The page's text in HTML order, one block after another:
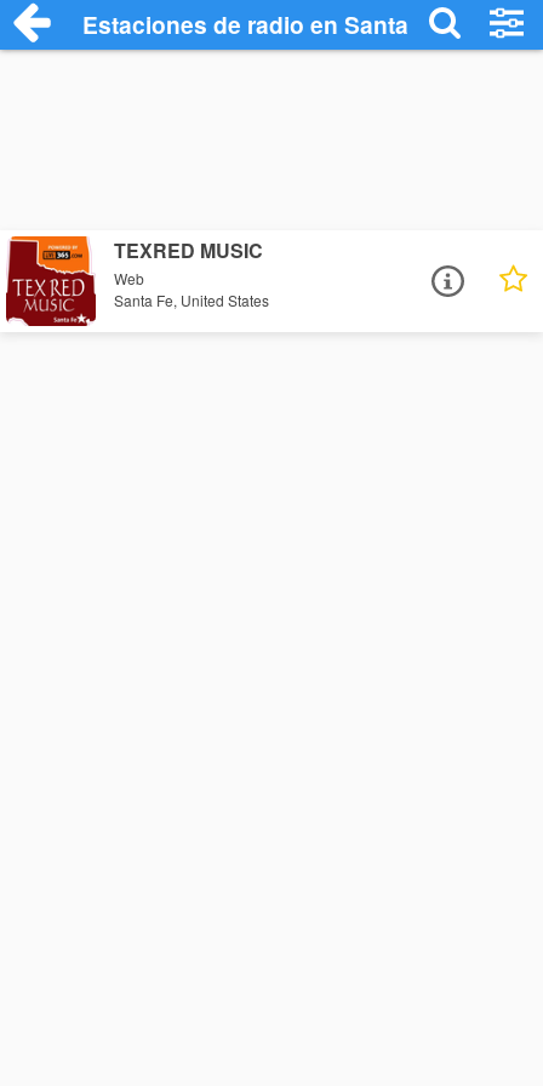
Estaciones de radio en Santa Fe -
TEXRED MUSIC
Web
Santa Fe, United States